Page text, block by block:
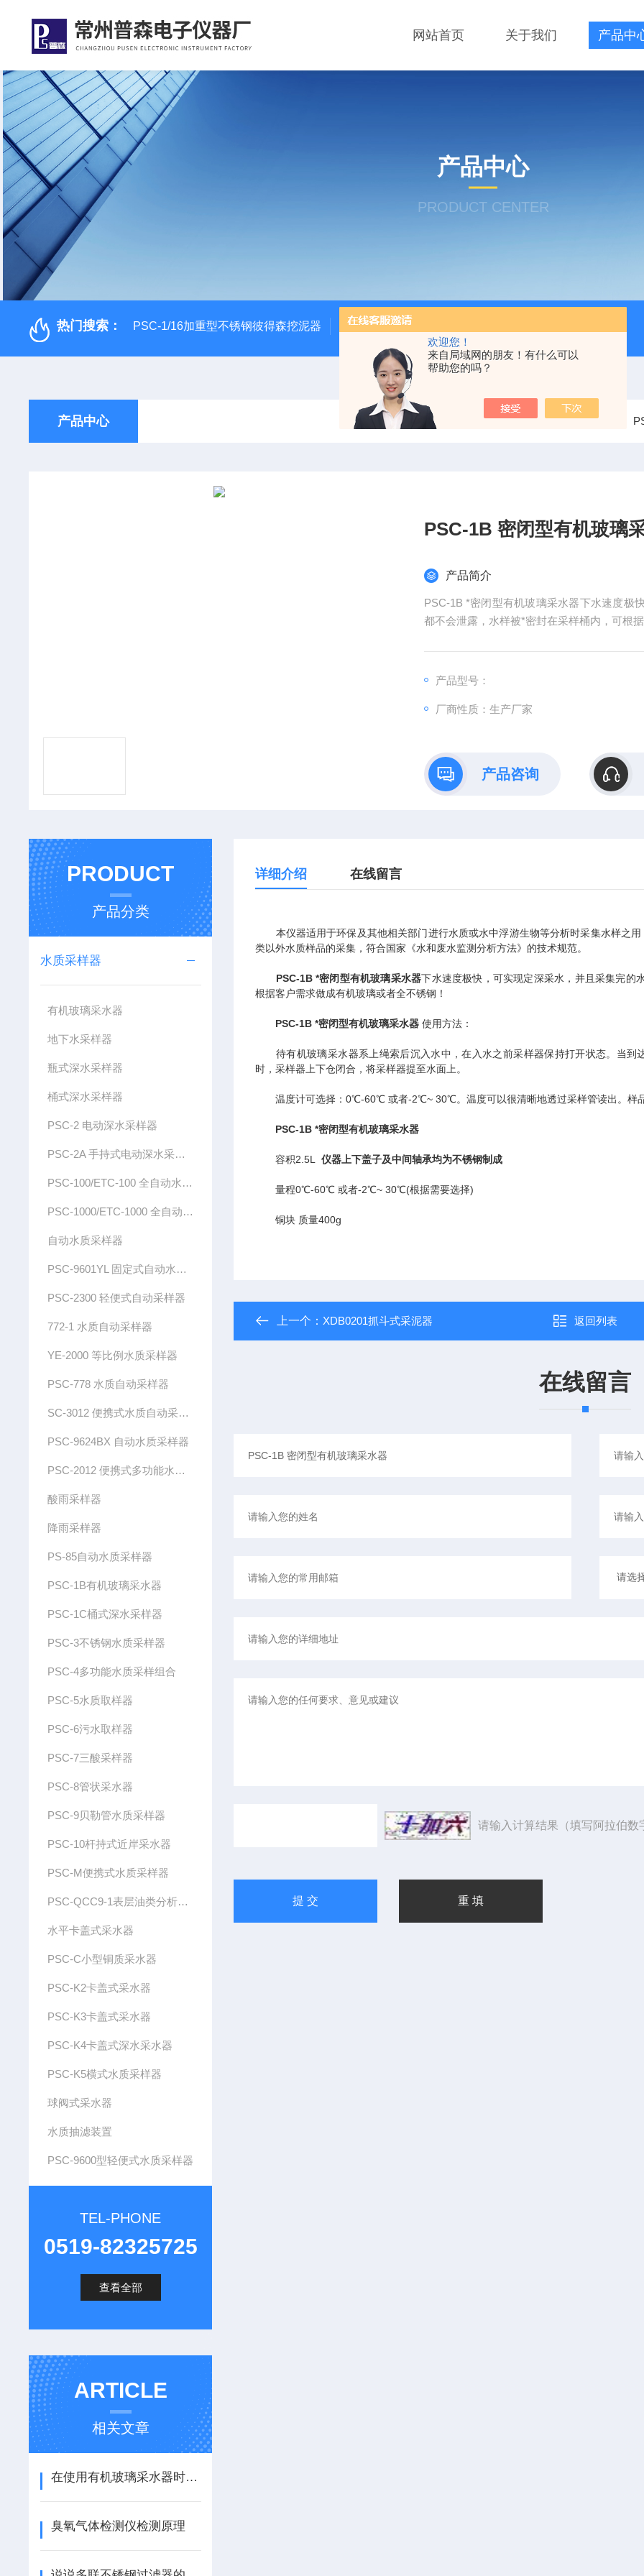
欢迎您！
来自局域网的朋友！有什么可以
帮助您的吗？
网站首页 关于我们 产品中
产品中心
PRODUCT CENTER
热门搜索： PSC-1/16加重型不锈钢彼得森挖泥器 Beeker型沉积物原状采样器（柱状底泥采样器） PS-
产品中心 当前位置： 产品中心 水质采样器
PSC-1B 密闭型有机玻璃
产品简介
PSC-1B *密闭型有机玻璃采水器下水速度极
都不会泄露，水样被*密封在采样桶内，可根
产品型号：
厂商性质：生产厂家
产品咨询
PRODUCT
产品分类
水质采样器
有机玻璃采水器
地下水采样器
瓶式深水采样器
桶式深水采样器
PSC-2 电动深水采样器
PSC-2A 手持式电动深水采样器
PSC-100/ETC-100 全自动水质采样器
PSC-1000/ETC-1000 全自动水质采样器
自动水质采样器
PSC-9601YL 固定式自动水质采样器
PSC-2300 轻便式自动采样器
772-1 水质自动采样器
YE-2000 等比例水质采样器
PSC-778 水质自动采样器
SC-3012 便携式水质自动采样器
PSC-9624BX 自动水质采样器
PSC-2012 便携式多功能水质自动采样器（带流量控制）
酸雨采样器
降雨采样器
PS-85自动水质采样器
PSC-1B有机玻璃采水器
PSC-1C桶式深水采样器
PSC-3不锈钢水质采样器
PSC-4多功能水质采样组合
PSC-5水质取样器
PSC-6污水取样器
PSC-7三酸采样器
PSC-8管状采水器
PSC-9贝勒管水质采样器
PSC-10杆持式近岸采水器
PSC-M便携式水质采样器
PSC-QCC9-1表层油类分析采水器
水平卡盖式采水器
PSC-C小型铜质采水器
PSC-K2卡盖式采水器
PSC-K3卡盖式采水器
PSC-K4卡盖式深水采水器
PSC-K5横式水质采样器
球阀式采水器
水质抽滤装置
PSC-9600型轻便式水质采样器
TEL-PHONE
0519-82325725
查看全部
ARTICLE
相关文章
在使用有机玻璃采水器时需注意哪些呢
臭氧气体检测仪检测原理
详细介绍 在线留言
本仪器适用于环保及其他相关部门进行水质或水中浮游生物等分析时采集水样之用
类以外水质样品的采集，符合国家《水和废水监测分析方法》的技术规范。
PSC-1B *密闭型有机玻璃采水器下水速度极快，可实现定深采水，并且采集完的
根据客户需求做成有机玻璃或者全不锈钢！
PSC-1B *密闭型有机玻璃采水器 使用方法：
待有机玻璃采水器系上绳索后沉入水中，在入水之前采样器保持打开状态。当到
时，采样器上下仓闭合，将采样器提至水面上。
温度计可选择：0℃-60℃ 或者-2℃~ 30℃。温度可以很清晰地透过采样管读出。样品
PSC-1B *密闭型有机玻璃采水器
容积2.5L仪器上下盖子及中间轴承均为不锈钢制成
量程0℃-60℃ 或者-2℃~ 30℃(根据需要选择)
铜块 质量400g
上一个： XDB0201抓斗式采泥器 返回列表
在线留言
请输入计算结果（填写阿拉伯数